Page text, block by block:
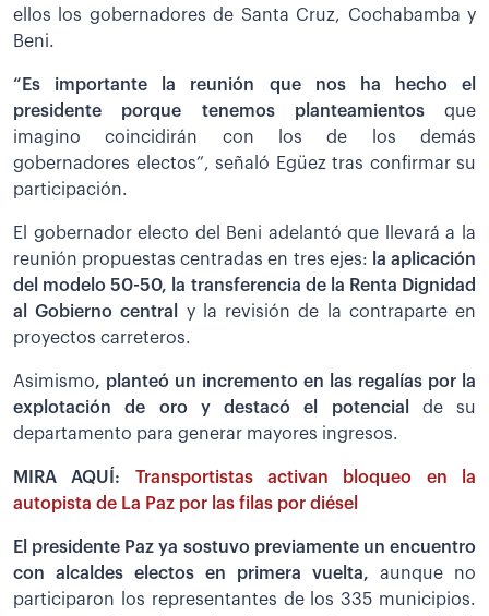
ellos los gobernadores de Santa Cruz, Cochabamba y
Beni.
“Es importante la reunión que nos ha hecho el
presidente porque tenemos planteamientosque
imagino coincidirán con los de los demás
gobernadores electos”, señaló Egüez tras confirmar su
participación.
El gobernador electo del Beni adelantó que llevará a la
reunión propuestas centradas en tres ejes: la aplicación
del modelo 50-50, la transferencia de la Renta Dignidad
al Gobierno central y la revisión de la contraparte en
proyectos carreteros.
Asimismo, planteó un incremento en las regalías por la
explotación de oro y destacó el potencial de su
departamento para generar mayores ingresos.
MIRA AQUÍ: Transportistas activan bloqueo en la
autopista de La Paz por las filas por diésel
El presidente Paz ya sostuvo previamente un encuentro
con alcaldes electos en primera vuelta, aunque no
participaron los representantes de los 335 municipios.